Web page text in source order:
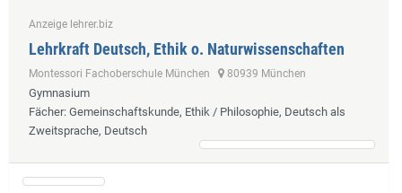
Anzeige lehrer.biz
Lehrkraft Deutsch, Ethik o. Naturwissenschaften
Montessori Fachoberschule München 80939 München
Gymnasium
Fächer: Gemeinschaftskunde, Ethik / Philosophie, Deutsch als
Zweitsprache, Deutsch